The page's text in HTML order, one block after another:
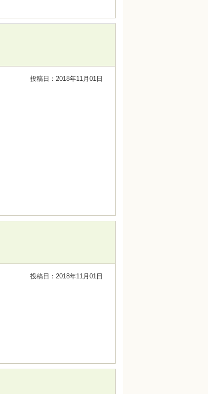
投稿日：2018年11月01日
投稿日：2018年11月01日